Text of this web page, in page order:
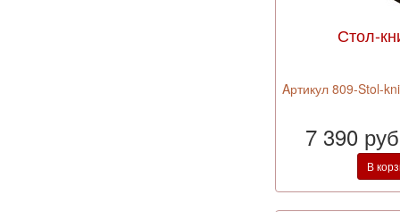
Стол-
Aртикул 809-Stol-
7 390
В